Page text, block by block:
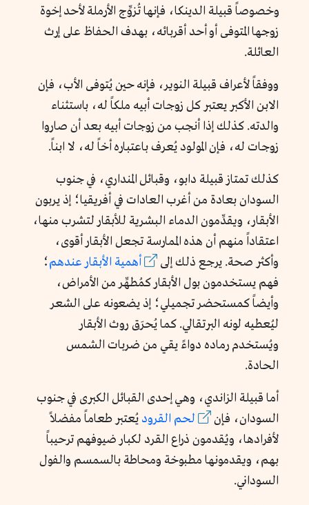
وخصوصاً قبيلة الدينكا، فإنها تُزوِّج الأرملة لأحد إخوة
زوجها المتوفى أو أحد أقربائه، بهدف الحفاظ على إرث
العائلة.
ووفقاً لأعراف قبيلة النوير، فإنه حين يُتوفى الأب، فإن
الابن الأكبر يعتبر كل زوجات أبيه ملكاً له، باستثناء
والدته. كذلك إذا أنجب من زوجات أبيه بعد أن صاروا
زوجات له، فإن المولود يُعرف باعتباره أخاً له، لا ابناً.
كذلك تمتاز قبيلة دابو، وقبائل المنداري، في جنوب
السودان بعادة من أغرب العادات في أفريقيا؛ إذ يربون
الأبقار، ويقدِّمون الدماء البشرية للأبقار لتشرب منها،
اعتقاداً منهم أن هذه الممارسة تجعل الأبقار أقوى،
وأكثر صحة. يرجع ذلك إلى
أهمية الأبقار عندهم؛
فهم يستخدمون بول الأبقار كمُطهِّر من الأمراض،
وأيضاً كمستحضر تجميلي؛ إذ يضعونه على الشعر
ليُعطيه لونه البرتقالي. كما يُحرَق روث الأبقار
ويُستخدم رماده دواءً يقي من ضربات الشمس
الحادة.
أما قبيلة الزاندي، وهي إحدى القبائل الكبرى في جنوب
السودان، فإن
لحم القرود يُعتبر طعاماً مفضلاً
لأفرادها، ويُقدمون ذراع القرد لكبار ضيوفهم ترحيباً
بهم، ويقدمونها مطبوخة ومحاطة بالسمسم والفول
السوداني.